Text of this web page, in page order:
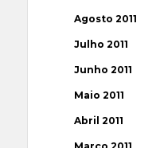
Agosto 2011
Julho 2011
Junho 2011
Maio 2011
Abril 2011